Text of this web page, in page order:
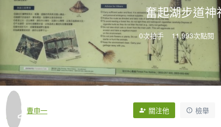
奮起湖步道神
0次拍手 11,993次點閱
曹申一 關注他 檢舉